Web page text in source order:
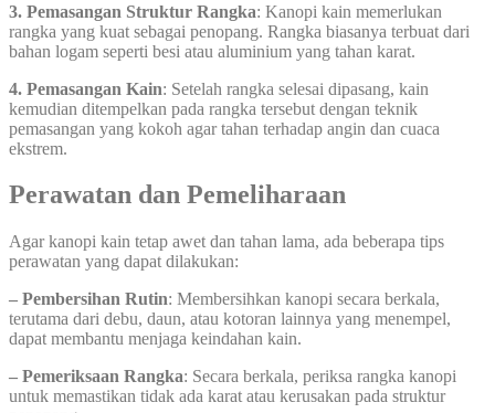
3. Pemasangan Struktur Rangka: Kanopi kain memerlukan
rangka yang kuat sebagai penopang. Rangka biasanya terbuat dari
bahan logam seperti besi atau aluminium yang tahan karat.
4. Pemasangan Kain: Setelah rangka selesai dipasang, kain
kemudian ditempelkan pada rangka tersebut dengan teknik
pemasangan yang kokoh agar tahan terhadap angin dan cuaca
ekstrem.
Perawatan dan Pemeliharaan
Agar kanopi kain tetap awet dan tahan lama, ada beberapa tips
perawatan yang dapat dilakukan:
– Pembersihan Rutin: Membersihkan kanopi secara berkala,
terutama dari debu, daun, atau kotoran lainnya yang menempel,
dapat membantu menjaga keindahan kain.
– Pemeriksaan Rangka: Secara berkala, periksa rangka kanopi
untuk memastikan tidak ada karat atau kerusakan pada struktur